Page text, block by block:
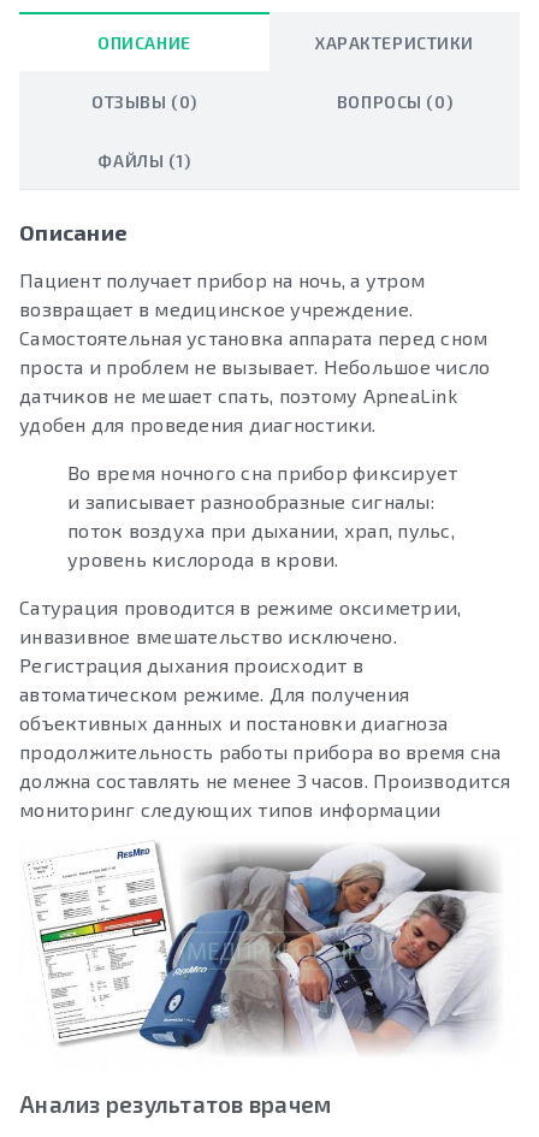
ОПИСАНИЕ ХАРАКТЕРИСТИКИ
ОТЗЫВЫ (0) ВОПРОСЫ (0)
ФАЙЛЫ (1)
Описание
Пациент получает прибор на ночь, а утром
возвращает в медицинское учреждение.
Самостоятельная установка аппарата перед сном
проста и проблем не вызывает. Небольшое число
датчиков не мешает спать, поэтому АpneaLink
удобен для проведения диагностики.
Во время ночного сна прибор фиксирует
и записывает разнообразные сигналы:
поток воздуха при дыхании, храп, пульс,
уровень кислорода в крови.
Сатурация проводится в режиме оксиметрии,
инвазивное вмешательство исключено.
Регистрация дыхания происходит в
автоматическом режиме. Для получения
объективных данных и постановки диагноза
продолжительность работы прибора во время сна
должна составлять не менее 3 часов. Производится
мониторинг следующих типов информации
Анализ результатов врачем